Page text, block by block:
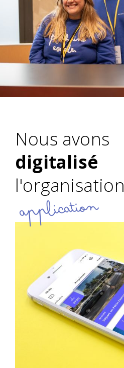
Nous avons
digitalisé
l'organisation
application